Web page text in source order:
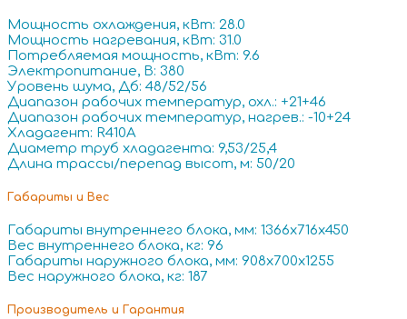
Мощность охлаждения, кВт: 28.0
Мощность нагревания, кВт: 31.0
Потребляемая мощность, кВт: 9.6
Электропитание, В: 380
Уровень шума, Дб: 48/52/56
Диапазон рабочих температур, охл.: +21+46
Диапазон рабочих температур, нагрев.: -10+24
Хладагент: R410A
Диаметр труб хладагента: 9,53/25,4
Длина трассы/перепад высот, м: 50/20
Габариты и Вес
Габариты внутреннего блока, мм: 1366x716x450
Вес внутреннего блока, кг: 96
Габариты наружного блока, мм: 908x700x1255
Вес наружного блока, кг: 187
Производитель и Гарантия